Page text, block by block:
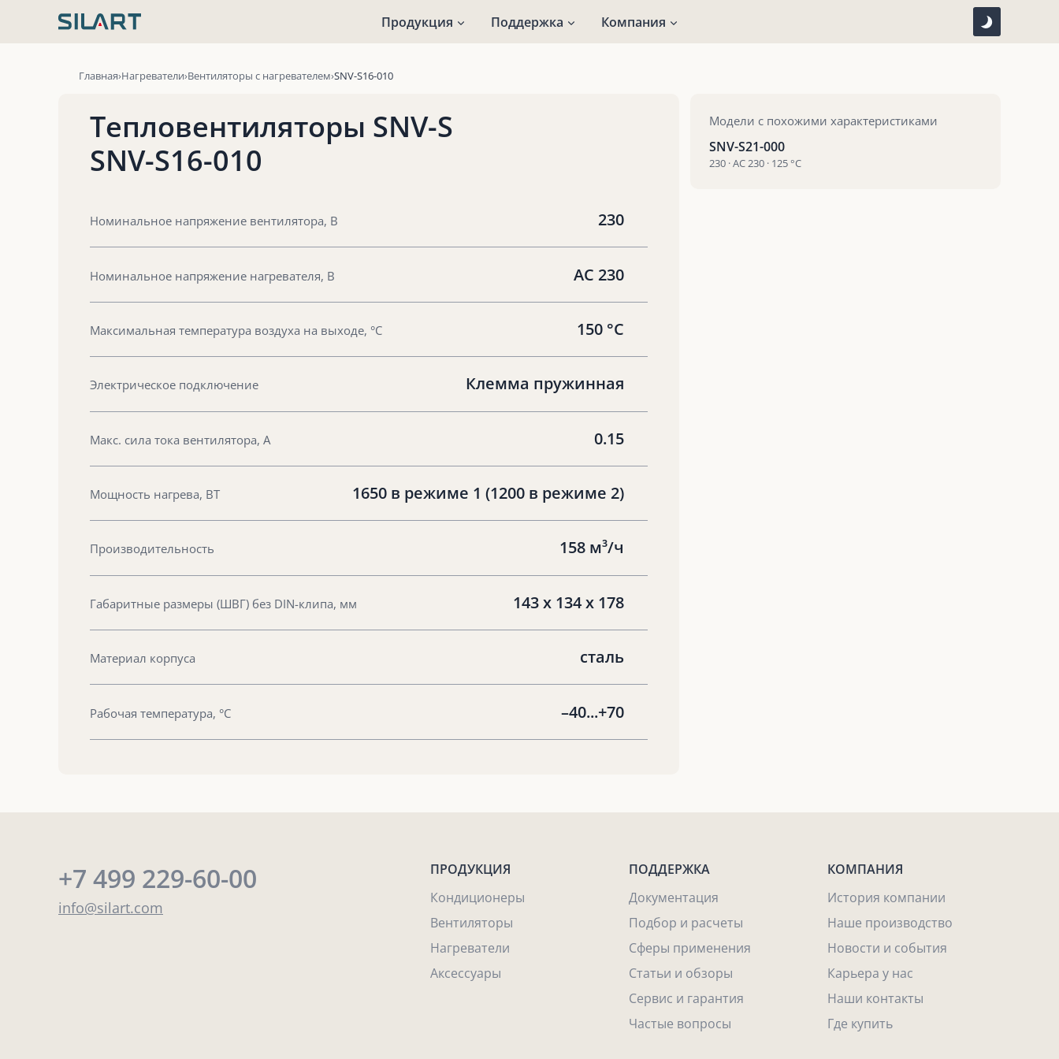
Продукция Поддержка Компания
Главная Нагреватели Вентиляторы с нагревателем SNV-S16-010
Тепловентиляторы SNV-S
SNV-S16-010
Номинальное напряжение вентилятора, В 230
Номинальное напряжение нагревателя, В AC 230
Максимальная температура воздуха на выходе, °С 150 °С
Электрическое подключение Клемма пружинная
Макс. сила тока вентилятора, А 0.15
Мощность нагрева, ВТ 1650 в режиме 1 (1200 в режиме 2)
Производительность 158 м³/ч
Габаритные размеры (ШВГ) без DIN-клипа, мм 143 х 134 х 178
Материал корпуса сталь
Рабочая температура, °С –40...+70
Модели с похожими характеристиками
SNV-S21-000
230 · AC 230 · 125 °С
+7 499 229-60-00
info@silart.com
ПРОДУКЦИЯ
Кондиционеры
Вентиляторы
Нагреватели
Аксессуары
ПОДДЕРЖКА
Документация
Подбор и расчеты
Сферы применения
Статьи и обзоры
Сервис и гарантия
Частые вопросы
КОМПАНИЯ
История компании
Наше производство
Новости и события
Карьера у нас
Наши контакты
Где купить